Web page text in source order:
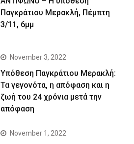
Παγκράτιου Μερακλή, Πέμπτη
3/11, 6μμ
November 3, 2022
Yπόθεση Παγκράτιου Μερακλή:
Τα γεγονότα, η απόφαση και η
ζωή του 24 χρόνια μετά την
απόφαση
November 1, 2022